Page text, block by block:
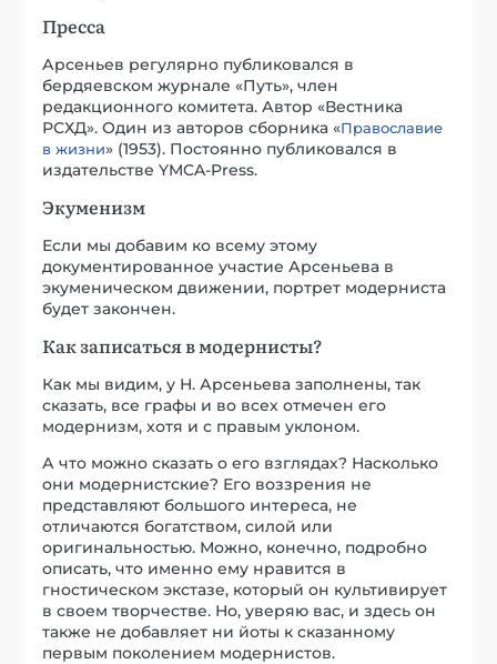
Пресса
Арсеньев регулярно публиковался в
бердяевском журнале «Путь», член
редакционного комитета. Автор «Вестника
РСХД». Один из авторов сборника «Православие
в жизни» (1953). Постоянно публиковался в
издательстве YMCA-Press.
Экуменизм
Если мы добавим ко всему этому
документированное участие Арсеньева в
экуменическом движении, портрет модерниста
будет закончен.
Как записаться в модернисты?
Как мы видим, у Н. Арсеньева заполнены, так
сказать, все графы и во всех отмечен его
модернизм, хотя и с правым уклоном.
А что можно сказать о его взглядах? Насколько
они модернистские? Его воззрения не
представляют большого интереса, не
отличаются богатством, силой или
оригинальностью. Можно, конечно, подробно
описать, что именно ему нравится в
гностическом экстазе, который он культивирует
в своем творчестве. Но, уверяю вас, и здесь он
также не добавляет ни йоты к сказанному
первым поколением модернистов.